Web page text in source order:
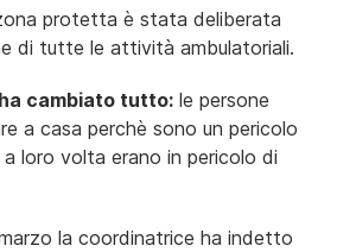
protetta è stata deliberata
di tutte le attività ambulatoriali.
cambiato tutto: le persone
a casa perchè sono un pericolo
loro volta erano in pericolo di
la coordinatrice ha indetto